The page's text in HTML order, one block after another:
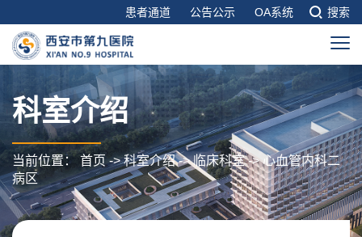
患者通道 公告公示 OA系统 搜索
科室介绍
当前位置：首页->科室介绍->临床科室->心血管内科二
病区